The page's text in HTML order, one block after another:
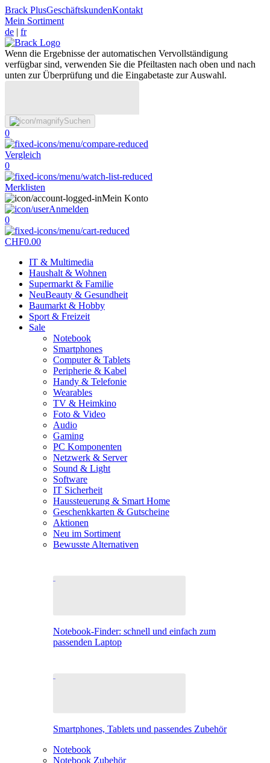
Brack PlusGeschäftskundenKontakt
Mein Sortiment
de | fr
Wenn die Ergebnisse der automatischen Vervollständigung
verfügbar sind, verwenden Sie die Pfeiltasten nach oben und nach
unten zur Überprüfung und die Eingabetaste zur Auswahl.
Suchen
0
Vergleich
0
Merklisten
Mein Konto
Anmelden
0
CHF0.00
IT & Multimedia
Haushalt & Wohnen
Supermarkt & Familie
NeuBeauty & Gesundheit
Baumarkt & Hobby
Sport & Freizeit
Sale
Notebook
Smartphones
Computer & Tablets
Peripherie & Kabel
Handy & Telefonie
Wearables
TV & Heimkino
Foto & Video
Audio
Gaming
PC Komponenten
Netzwerk & Server
Sound & Light
Software
IT Sicherheit
Haussteuerung & Smart Home
Geschenkkarten & Gutscheine
Aktionen
Neu im Sortiment
Bewusste Alternativen
Notebook-Finder: schnell und einfach zum
passenden Laptop
Smartphones, Tablets und passendes Zubehör
Notebook
Notebook Zubehör